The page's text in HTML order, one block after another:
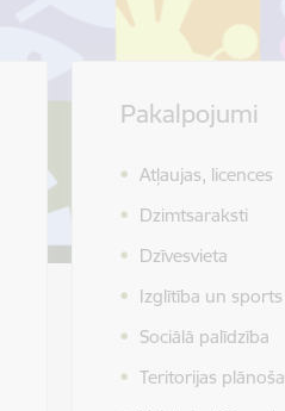
Pakalpojumi
Atļaujas, licences
Dzimtsaraksti
Dzīvesvieta
Izglītība un sports
Sociālā palīdzība
Teritorijas